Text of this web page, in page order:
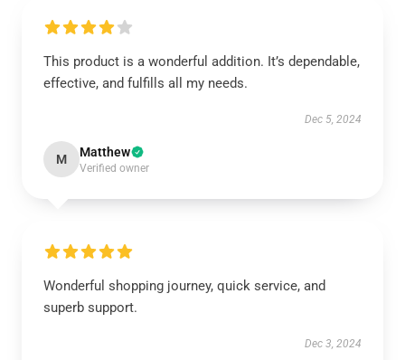
This product is a wonderful addition. It’s dependable,
effective, and fulfills all my needs.
Dec 5, 2024
M Matthew
Verified owner
Wonderful shopping journey, quick service, and
superb support.
Dec 3, 2024